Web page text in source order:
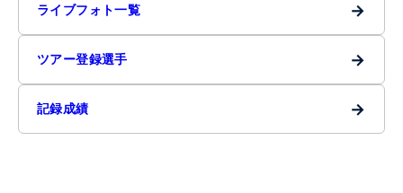
ライブフォト一覧 →
ツアー登録選手 →
記録成績 →